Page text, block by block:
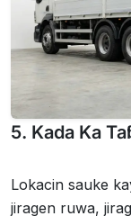
5. Kada Ka
Lokacin sauke
jiragen ruwa,